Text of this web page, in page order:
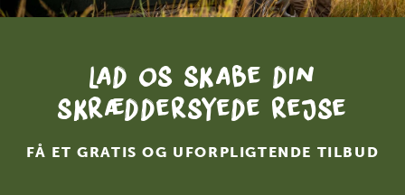
Lad os skabe din
skræddersyede rejse
FÅ ET GRATIS OG UFORPLIGTENDE TILBUD